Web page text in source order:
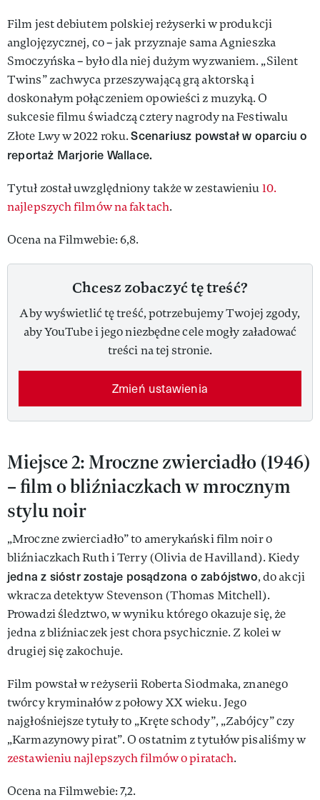
Film jest debiutem polskiej reżyserki w produkcji
anglojęzycznej, co – jak przyznaje sama Agnieszka
Smoczyńska – było dla niej dużym wyzwaniem. „Silent
Twins” zachwyca przeszywającą grą aktorską i
doskonałym połączeniem opowieści z muzyką. O
sukcesie filmu świadczą cztery nagrody na Festiwalu
Złote Lwy w 2022 roku.Scenariusz powstał w oparciu o
reportaż Marjorie Wallace.
Tytuł został uwzględniony także w zestawieniu10.
najlepszych filmów na faktach.
Ocena na Filmwebie: 6,8.
Chcesz zobaczyć tę treść?
Aby wyświetlić tę treść, potrzebujemy Twojej zgody,
aby YouTube i jego niezbędne cele mogły załadować
treści na tej stronie.
Zmień ustawienia
Miejsce 2: Mroczne zwierciadło (1946)
– film o bliźniaczkach w mrocznym
stylu noir
„Mroczne zwierciadło” to amerykański film noir o
bliźniaczkach Ruth i Terry (Olivia de Havilland). Kiedy
jedna z sióstr zostaje posądzona o zabójstwo, do akcji
wkracza detektyw Stevenson (Thomas Mitchell).
Prowadzi śledztwo, w wyniku którego okazuje się, że
jedna z bliźniaczek jest chora psychicznie. Z kolei w
drugiej się zakochuje.
Film powstał w reżyserii Roberta Siodmaka, znanego
twórcy kryminałów z połowy XX wieku. Jego
najgłośniejsze tytuły to „Kręte schody”, „Zabójcy” czy
„Karmazynowy pirat”. O ostatnim z tytułów pisaliśmy w
zestawieniu najlepszych filmów o piratach.
Ocena na Filmwebie: 7,2.